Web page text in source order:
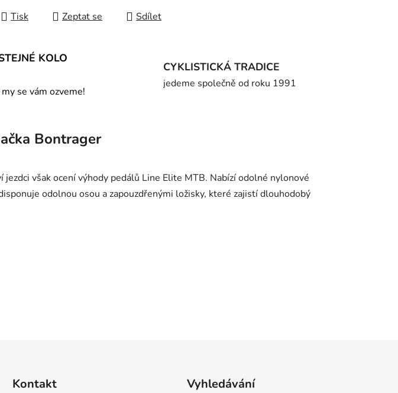
Tisk Zeptat se Sdílet
KOLO
se vám ozveme!
CYKLISTICKÁ TRADICE
jedeme společně od roku 1991
Bontrager
však ocení výhody pedálů Line Elite MTB. Nabízí odolné nylonové
odolnou osou a zapouzdřenými ložisky, které zajistí dlouhodobý
Kontakt Vyhledávání